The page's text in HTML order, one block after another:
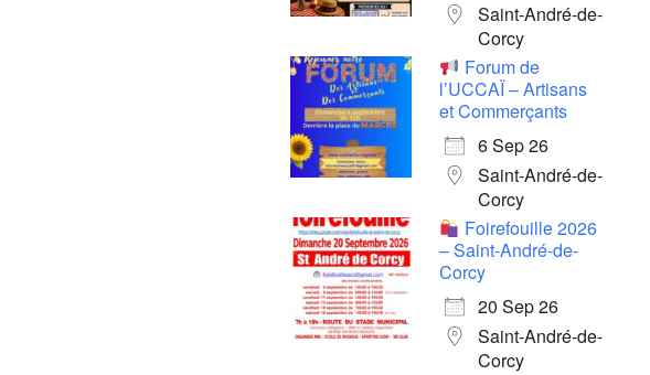
Saint-André-de-
Corcy
Forum de
l’UCCAÏ – Artisans
et Commerçants
6 Sep 26
Saint-André-de-
Corcy
Foirefouille 2026
– Saint-André-de-
Corcy
20 Sep 26
Saint-André-de-
Corcy